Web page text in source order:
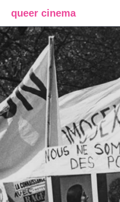
queer cinema